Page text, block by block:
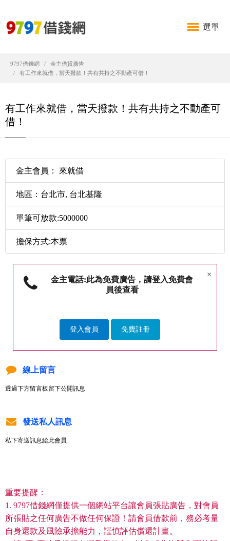
選單
9797借錢網
金主借貸廣告
有工作來就借，當天撥款！共有共持之不動產可借！
有工作來就借，當天撥款！共有共持之不動產可
借！
金主會員： 來就借
地區：台北市, 台北基隆
單筆可放款:5000000
擔保方式:本票
×
金主電話:此為免費廣告，請登入免費會
員後查看
登入會員 免費註冊
線上留言
透過下方留言板留下公開訊息
發送私人訊息
私下寄送訊息給此會員
重要提醒：
1. 9797借錢網僅提供一個網站平台讓會員張貼廣告，對會員
所張貼之任何廣告不做任何保證！請會員借款前，務必考量
自身還款及風險承擔能力，謹慎評估償還計畫。